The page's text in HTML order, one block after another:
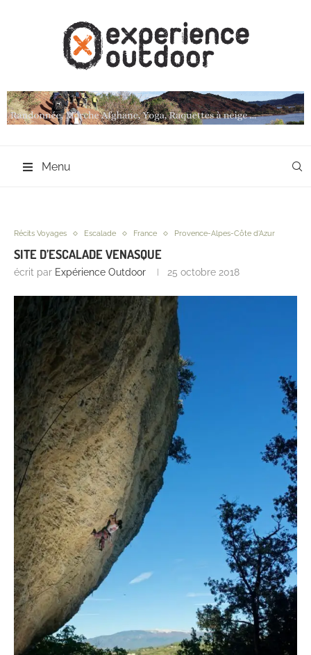
Menu
Récits Voyages Escalade France Provence-Alpes-Côte d'Azur
SITE D’ESCALADE VENASQUE
écrit par Expérience Outdoor 25 octobre 2018